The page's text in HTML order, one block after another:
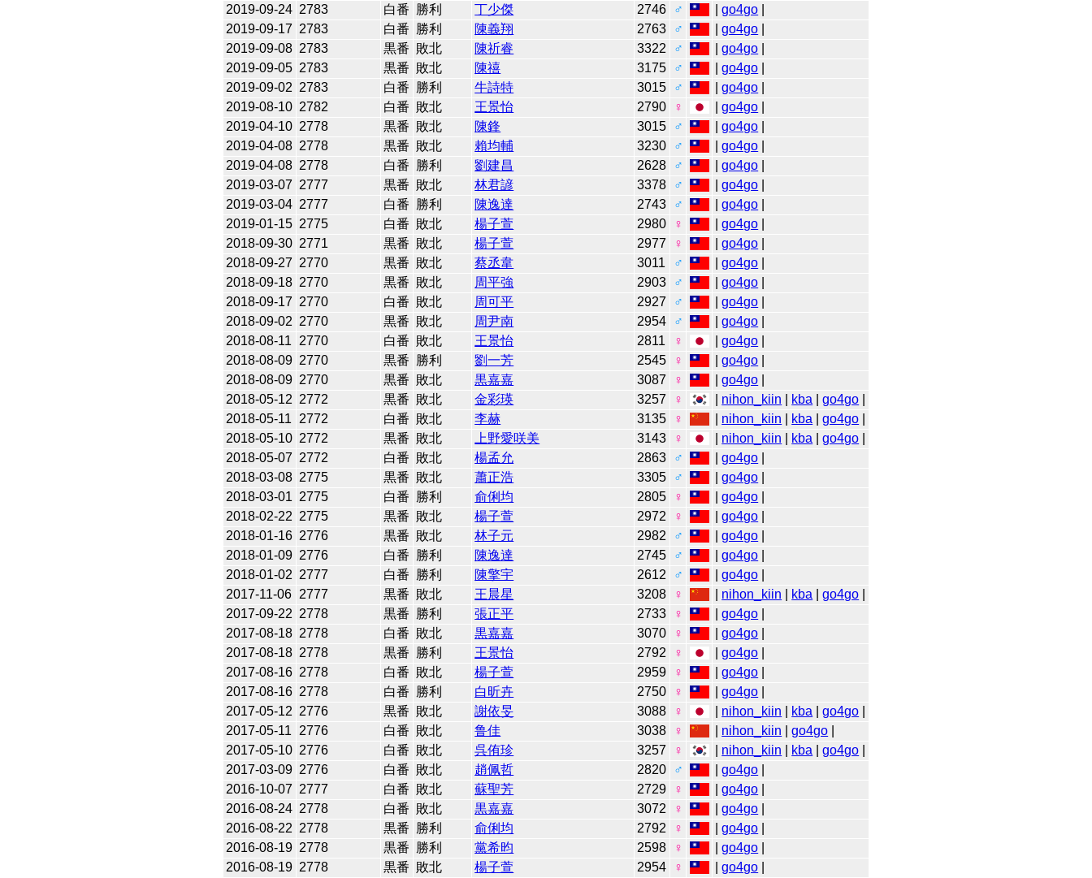
2019-09-24 2783 白番 勝利 丁少傑 2746 ♂ |go4go
2019-09-17 2783 白番 勝利 陳義翔 2763 ♂ |go4go
2019-09-08 2783 黒番 敗北 陳祈睿 3322 ♂ |go4go
2019-09-05 2783 黒番 敗北 陳禧 3175 ♂ |go4go
2019-09-02 2783 白番 勝利 牛詩特 3015 ♂ |go4go
2019-08-10 2782 白番 敗北 王景怡 2790 ♀ |go4go
2019-04-10 2778 黒番 敗北 陳鋒 3015 ♂ |go4go
2019-04-08 2778 黒番 敗北 賴均輔 3230 ♂ |go4go
2019-04-08 2778 白番 勝利 劉建昌 2628 ♂ |go4go
2019-03-07 2777 黒番 敗北 林君諺 3378 ♂ |go4go
2019-03-04 2777 白番 勝利 陳逸達 2743 ♂ |go4go
2019-01-15 2775 白番 敗北 楊子萱 2980 ♀ |go4go
2018-09-30 2771 黒番 敗北 楊子萱 2977 ♀ |go4go
2018-09-27 2770 黒番 敗北 蔡丞韋 3011 ♂ |go4go
2018-09-18 2770 黒番 敗北 周平強 2903 ♂ |go4go
2018-09-17 2770 白番 敗北 周可平 2927 ♂ |go4go
2018-09-02 2770 黒番 敗北 周尹南 2954 ♂ |go4go
2018-08-11
2770 白番 敗北 王景怡 2811 ♀ |go4go
2018-08-09 2770 黒番 勝利 劉一芳 2545 ♀ |go4go
2018-08-09 2770 黒番 敗北 黒嘉嘉 3087 ♀ |go4go
2018-05-12 2772 黒番 敗北 金彩瑛 3257 ♀ nihon_kiin kba |go4go
2018-05-11
2772 白番 敗北 李赫 3135 ♀ nihon_kiin kba |go4go
2018-05-10 2772 黒番 敗北 上野愛咲美 3143 ♀ nihon_kiin kba |go4go
2018-05-07 2772 白番 敗北 楊孟允 2863 ♂ |go4go
2018-03-08 2775 黒番 敗北 蕭正浩 3305 ♂ |go4go
2018-03-01 2775 白番 勝利 俞俐均 2805 ♀ |go4go
2018-02-22 2775 黒番 敗北 楊子萱 2972 ♀ |go4go
2018-01-16 2776 黒番 敗北 林子元 2982 ♂ |go4go
2018-01-09 2776 白番 勝利 陳逸達 2745 ♂ |go4go
2018-01-02 2777 白番 勝利 陳擎宇 2612 ♂ |go4go
2017-11-06 2777 黒番 敗北 王晨星 3208 ♀ nihon_kiin kba |go4go
2017-09-22 2778 黒番 勝利 張正平 2733 ♀ |go4go
2017-08-18 2778 白番 敗北 黒嘉嘉 3070 ♀ |go4go
2017-08-18 2778 黒番 勝利 王景怡 2792 ♀ |go4go
2017-08-16 2778 白番 敗北 楊子萱 2959 ♀ |go4go
2017-08-16 2778 白番 勝利 白昕卉 2750 ♀ |go4go
2017-05-12 2776 黒番 敗北 謝依旻 3088 ♀ nihon_kiin kba |go4go
2017-05-11
2776 白番 敗北 鲁佳 3038 ♀ nihon_kiin |go4go
2017-05-10 2776 白番 敗北 呉侑珍 3257 ♀ nihon_kiin kba |go4go
2017-03-09 2776 白番 敗北 趙佩哲 2820 ♂ |go4go
2016-10-07 2777 白番 敗北 蘇聖芳 2729 ♀ |go4go
2016-08-24 2778 白番 敗北 黒嘉嘉 3072 ♀ |go4go
2016-08-22 2778 黒番 勝利 俞俐均 2792 ♀ |go4go
2016-08-19 2778 黒番 勝利 黨希昀 2598 ♀ |go4go
2016-08-19 2778 黒番 敗北 楊子萱 2954 ♀ |go4go